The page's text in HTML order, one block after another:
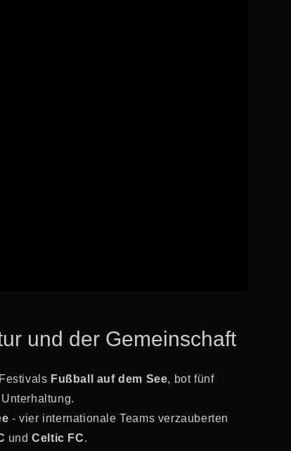
und der Gemeinschaft
Fußball auf dem See, bot fünf
- vier internationale Teams verzauberten
undCeltic FC.